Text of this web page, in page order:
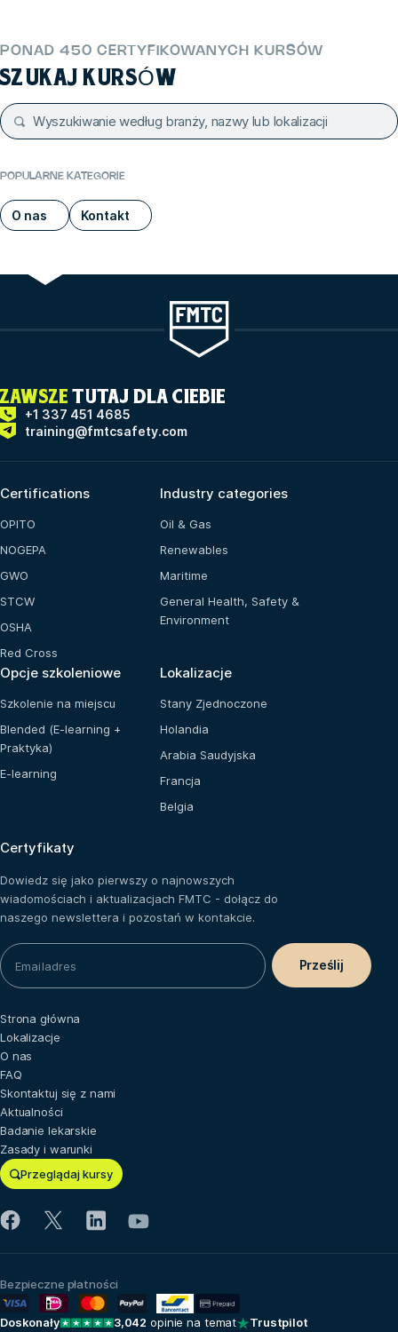
PONAD 450 CERTYFIKOWANYCH KURSÓW
SZUKAJ KURSÓW
POPULARNE KATEGORIE
O nas Kontakt
ZAWSZE TUTAJ DLA CIEBIE
+1 337 451 4685
training@fmtcsafety.com
Certifications
OPITO
NOGEPA
GWO
STCW
OSHA
Red Cross
Industry categories
Oil & Gas
Renewables
Maritime
General Health, Safety &
Environment
Opcje szkoleniowe
Szkolenie na miejscu
Blended (E-learning +
Praktyka)
E-learning
Lokalizacje
Stany Zjednoczone
Holandia
Arabia Saudyjska
Francja
Belgia
Certyfikaty
Dowiedz się jako pierwszy o najnowszych
wiadomościach i aktualizacjach FMTC - dołącz do
naszego newslettera i pozostań w kontakcie.
Przeglądaj kursy
Strona główna
Lokalizacje
O nas
FAQ
Skontaktuj się z nami
Aktualności
Badanie lekarskie
Zasady i warunki
Bezpieczne płatności
Doskonały 3,042 opinie na temat Trustpilot